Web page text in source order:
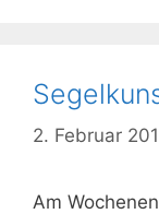
2. Februar
Am